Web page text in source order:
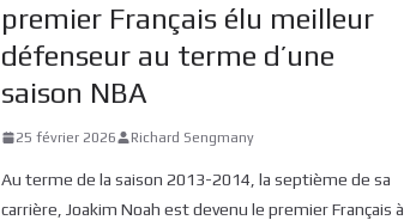
premier Français élu meilleur
défenseur au terme d’une
saison NBA
25 février 2026 Richard Sengmany
Au terme de la saison 2013-2014, la septième de sa
carrière, Joakim Noah est devenu le premier Français à